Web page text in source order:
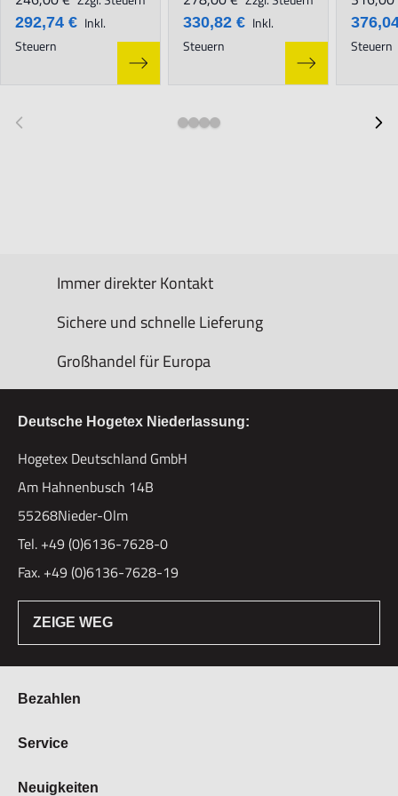
292,74 € Inkl.
Steuern
330,82 € Inkl.
Steuern
Steuern
Immer direkter Kontakt
Sichere und schnelle Lieferung
Großhandel für Europa
Deutsche Hogetex Niederlassung:
Hogetex Deutschland GmbH
Am Hahnenbusch 14B
55268Nieder-Olm
Tel. +49 (0)6136-7628-0
Fax. +49 (0)6136-7628-19
ZEIGE WEG
Bezahlen
Bestellung & Zahlung
Service
Über Hogetex
Neuigkeiten